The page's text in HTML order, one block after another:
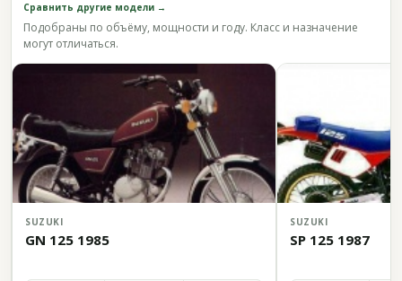
Сравнить другие модели →
Подобраны по объёму, мощности и году. Класс и назначение
могут отличаться.
SUZUKI
GN 125 1985
SUZUKI
SP 125 1987